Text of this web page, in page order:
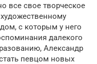
все свое творческое
с которым у него
далекого
Александр
певцом новых